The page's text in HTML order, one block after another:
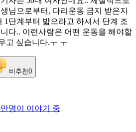
님으로부터, 다리운동 금지 받은지
1단계부터 밟으라고 하셔서 단계 조
다.. 이런사람은 어떤 운동을 해야할
고 싶습니다.ㅜ ㅜ
비추천0
명이 이야기 중